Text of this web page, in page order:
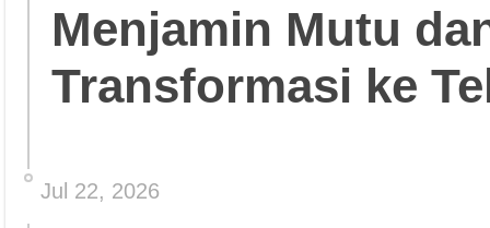
Menjamin Mutu
Transformasi ke
Jul 22, 2026